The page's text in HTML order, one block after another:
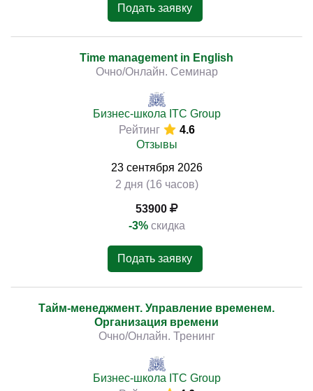
Подать заявку
Time management in English
Очно/Онлайн. Семинар
Бизнес-школа ITC Group
Рейтинг
4.6
Отзывы
23 сентября 2026
2 дня (16 часов)
53900
-3% скидка
Подать заявку
Тайм-менеджмент. Управление временем.
Организация времени
Очно/Онлайн. Тренинг
Бизнес-школа ITC Group